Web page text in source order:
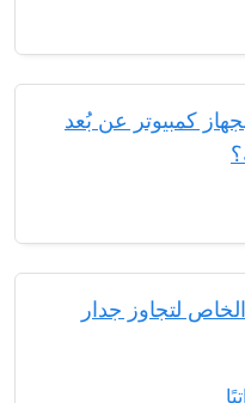
كمبيوتر عن بُعد
لتجاوز جدار